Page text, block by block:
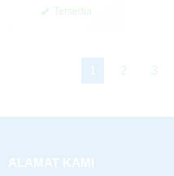
Tersedia
1 2 3
ALAMAT KAMI